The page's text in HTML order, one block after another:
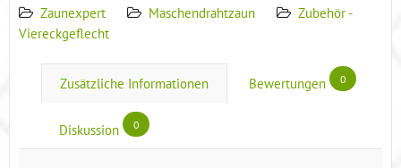
Zaunexpert Maschendrahtzaun
Zubehör -
Viereckgeflecht
Zusätzliche Informationen Bewertungen 0
Diskussion 0